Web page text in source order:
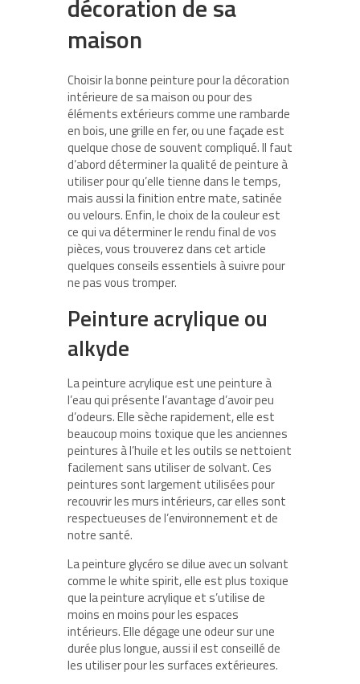
décoration de sa
maison
Choisir la bonne peinture pour la décoration
intérieure de sa maison ou pour des
éléments extérieurs comme une rambarde
en bois, une grille en fer, ou une façade est
quelque chose de souvent compliqué. Il faut
d’abord déterminer la qualité de peinture à
utiliser pour qu’elle tienne dans le temps,
mais aussi la finition entre mate, satinée
ou velours. Enfin, le choix de la couleur est
ce qui va déterminer le rendu final de vos
pièces, vous trouverez dans cet article
quelques conseils essentiels à suivre pour
ne pas vous tromper.
Peinture acrylique ou
alkyde
La peinture acrylique est une peinture à
l’eau qui présente l’avantage d’avoir peu
d’odeurs. Elle sèche rapidement, elle est
beaucoup moins toxique que les anciennes
peintures à l’huile et les outils se nettoient
facilement sans utiliser de solvant. Ces
peintures sont largement utilisées pour
recouvrir les murs intérieurs, car elles sont
respectueuses de l’environnement et de
notre santé.
La peinture glycéro se dilue avec un solvant
comme le white spirit, elle est plus toxique
que la peinture acrylique et s’utilise de
moins en moins pour les espaces
intérieurs. Elle dégage une odeur sur une
durée plus longue, aussi il est conseillé de
les utiliser pour les surfaces extérieures.